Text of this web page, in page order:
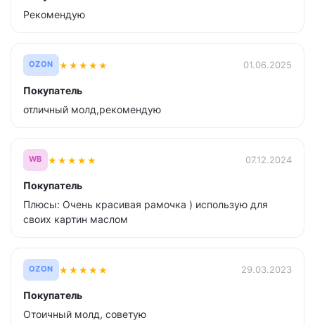
Рекомендую
OZON ★★★★★ 01.06.2025
Покупатель
отличный молд,рекомендую
WB ★★★★★ 07.12.2024
Покупатель
Плюсы: Очень красивая рамочка ) использую для
своих картин маслом
OZON ★★★★★ 29.03.2023
Покупатель
Отоичный молд, советую